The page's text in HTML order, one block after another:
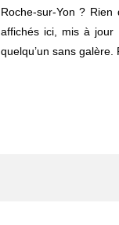
Roche-sur-Yon ?
affichés ici, mis à
quelqu’un sans